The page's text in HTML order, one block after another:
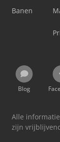
Banen
Blog
Alle
zijn